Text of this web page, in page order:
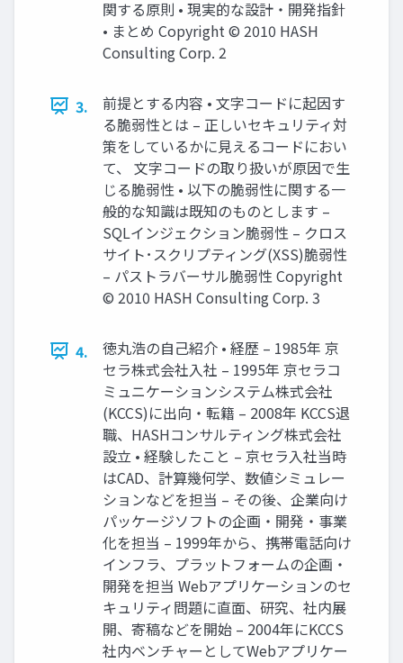
関する原則 • 現実的な設計・開発指針
• まとめ Copyright © 2010 HASH
Consulting Corp. 2
3.
前提とする内容 • 文字コードに起因す
る脆弱性とは – 正しいセキュリティ対
策をしているかに見えるコードにおい
て、 文字コードの取り扱いが原因で生
じる脆弱性 • 以下の脆弱性に関する一
般的な知識は既知のものとします –
SQLインジェクション脆弱性 – クロス
サイト･スクリプティング(XSS)脆弱性
– パストラバーサル脆弱性 Copyright
© 2010 HASH Consulting Corp. 3
4.
徳丸浩の自己紹介 • 経歴 – 1985年 京
セラ株式会社入社 – 1995年 京セラコ
ミュニケーションシステム株式会社
(KCCS)に出向・転籍 – 2008年 KCCS退
職、HASHコンサルティング株式会社
設立 • 経験したこと – 京セラ入社当時
はCAD、計算幾何学、数値シミュレー
ションなどを担当 – その後、企業向け
パッケージソフトの企画・開発・事業
化を担当 – 1999年から、携帯電話向け
インフラ、プラットフォームの企画・
開発を担当 Webアプリケーションのセ
キュリティ問題に直面、研究、社内展
開、寄稿などを開始 – 2004年にKCCS
社内ベンチャーとしてWebアプリケー